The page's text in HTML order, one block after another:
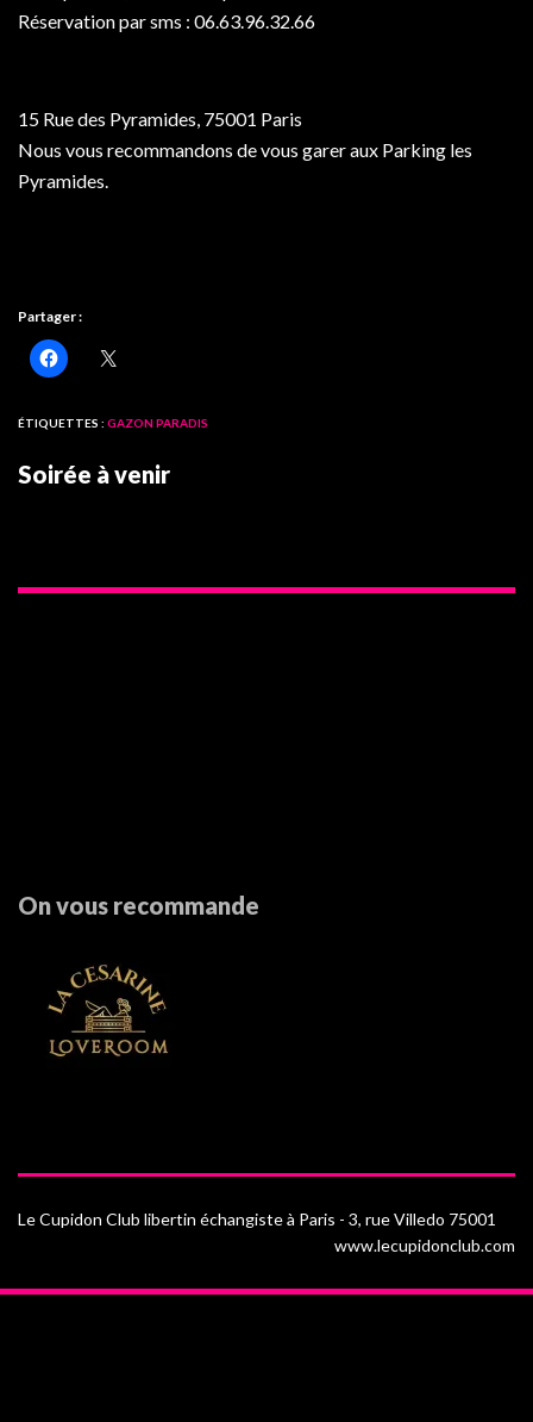
Réservation par sms : 06.63.96.32.66
15 Rue des Pyramides, 75001 Paris
Nous vous recommandons de vous garer aux Parking les
Pyramides.
Partager :
ÉTIQUETTES : GAZON PARADIS
Soirée à venir
On vous recommande
Le Cupidon Club libertin échangiste à Paris - 3, rue Villedo 75001
www.lecupidonclub.com